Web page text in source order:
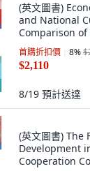
(英文圖書)
and National
Comparison
Economies 平
首購折扣價 8%
$2,110
8/19 預計送達
(英文圖書) The
Development
Cooperation